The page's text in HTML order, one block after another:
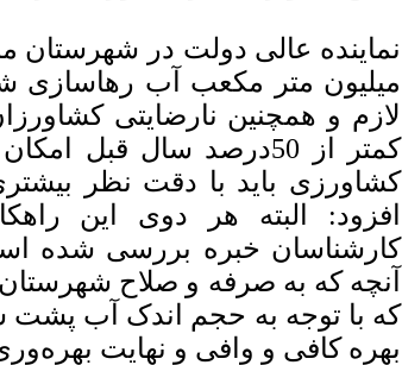
میلیون متر مکعب آب رهاسازی
لازم و همچنین نارضایتی
کمتر از 50درصد سال
کشاورزی باید با دقت نظر
افزود: البته هر دوی این
کارشناسان خبره بررسی شده
آنچه که به صرفه و صلاح
که با توجه به حجم اندک آب
بهره کافی و وافی و نهایت